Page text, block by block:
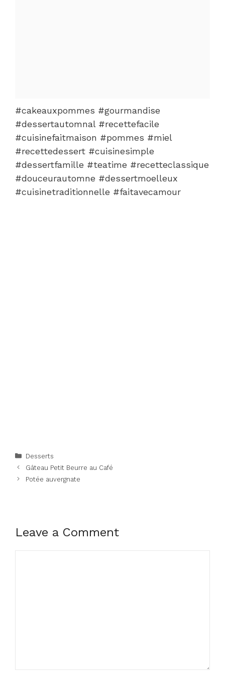
#cakeauxpommes #gourmandise
#dessertautomnal #recettefacile
#cuisinefaitmaison #pommes #miel
#recettedessert #cuisinesimple
#dessertfamille #teatime #recetteclassique
#douceurautomne #dessertmoelleux
#cuisinetraditionnelle #faitavecamour
Categories
Desserts
Gâteau Petit Beurre au Café
Potée auvergnate
Leave a Comment